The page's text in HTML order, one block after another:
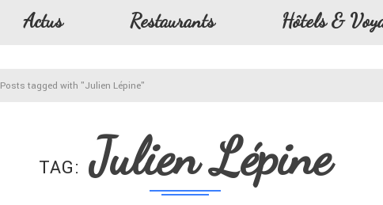
Actus Restaurants Hôtels &
Posts tagged with "Julien Lépine"
TAG Julien Lépine